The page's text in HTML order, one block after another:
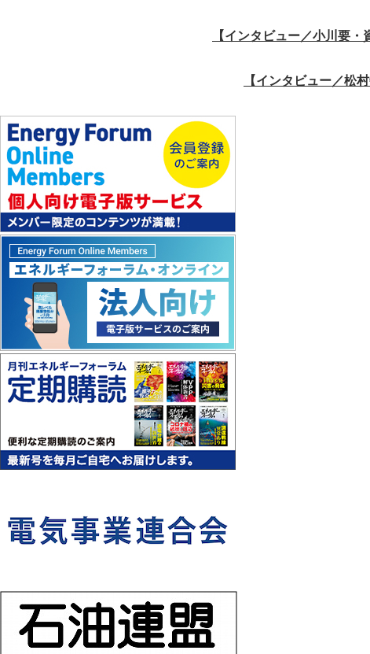
【インタビュー／小川要
【インタビュー／松